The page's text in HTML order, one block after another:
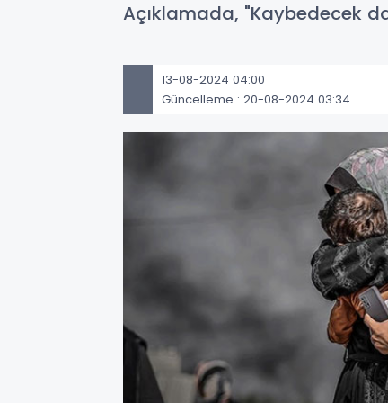
Açıklamada, "Kaybedecek
13-08-2024 04:00
Güncelleme : 20-08-2024 03:34